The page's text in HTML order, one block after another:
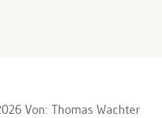
Von: Thomas Wachter